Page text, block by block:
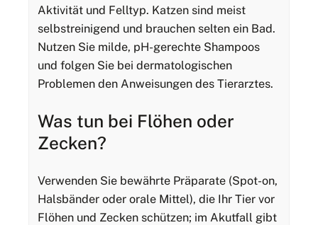
Aktivität und Felltyp. Katzen sind meist
selbstreinigend und brauchen selten ein Bad.
Nutzen Sie milde, pH-gerechte Shampoos
und folgen Sie bei dermatologischen
Problemen den Anweisungen des Tierarztes.
Was tun bei Flöhen oder
Zecken?
Verwenden Sie bewährte Präparate (Spot-on,
Halsbänder oder orale Mittel), die Ihr Tier vor
Flöhen und Zecken schützen; im Akutfall gibt